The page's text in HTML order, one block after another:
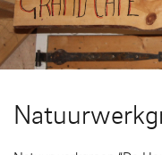
Groepen of
Verhalen uit het
Over